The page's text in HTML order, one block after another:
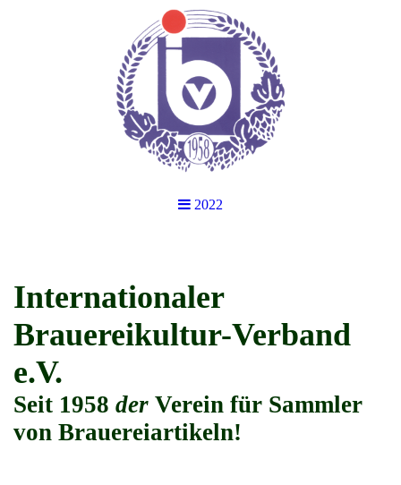
2022
Internationaler
Brauereikultur-Verband
e.V.
Seit 1958 der Verein für Sammler
von Brauereiartikeln!